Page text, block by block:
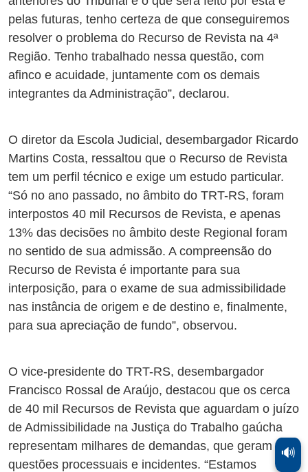
pelas futuras, tenho certeza de que conseguiremos
resolver o problema do Recurso de Revista na 4ª
Região. Tenho trabalhado nessa questão, com
afinco e acuidade, juntamente com os demais
integrantes da Administração”, declarou.
O diretor da Escola Judicial, desembargador Ricardo
Martins Costa, ressaltou que o Recurso de Revista
tem um perfil técnico e exige um estudo particular.
“Só no ano passado, no âmbito do TRT-RS, foram
interpostos 40 mil Recursos de Revista, e apenas
13% das decisões no âmbito deste Regional foram
no sentido de sua admissão. A compreensão do
Recurso de Revista é importante para sua
interposição, para o exame de sua admissibilidade
nas instância de origem e de destino e, finalmente,
para sua apreciação de fundo”, observou.
O vice-presidente do TRT-RS, desembargador
Francisco Rossal de Araújo, destacou que os cerca
de 40 mil Recursos de Revista que aguardam o juízo
de Admissibilidade na Justiça do Trabalho gaúcha
representam milhares de demandas, que geram
questões processuais e incidentes. “Estamos
🔊